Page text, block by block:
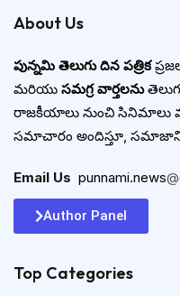
About Us
పున్నమి తెలుగు దిన పత్రిక
మరియు సమగ్ర వార్తలను
రాజకీయాలు నుంచి సినిమాలు
సమాచారం అందిస్తూ,
Email Us punnami.news
Author Panel
Top Categories​